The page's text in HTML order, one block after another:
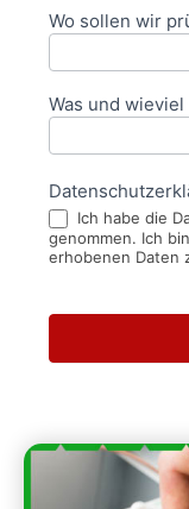
Wo sollen wir
Was und
Ich habe die
genommen. Ich
erhobenen Daten